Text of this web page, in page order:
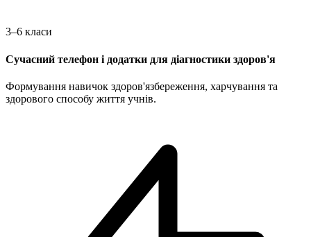
3–6 класи
Сучасний телефон і додатки для діагностики здоров'я
Формування навичок здоров'язбереження, харчування та
здорового способу життя учнів.